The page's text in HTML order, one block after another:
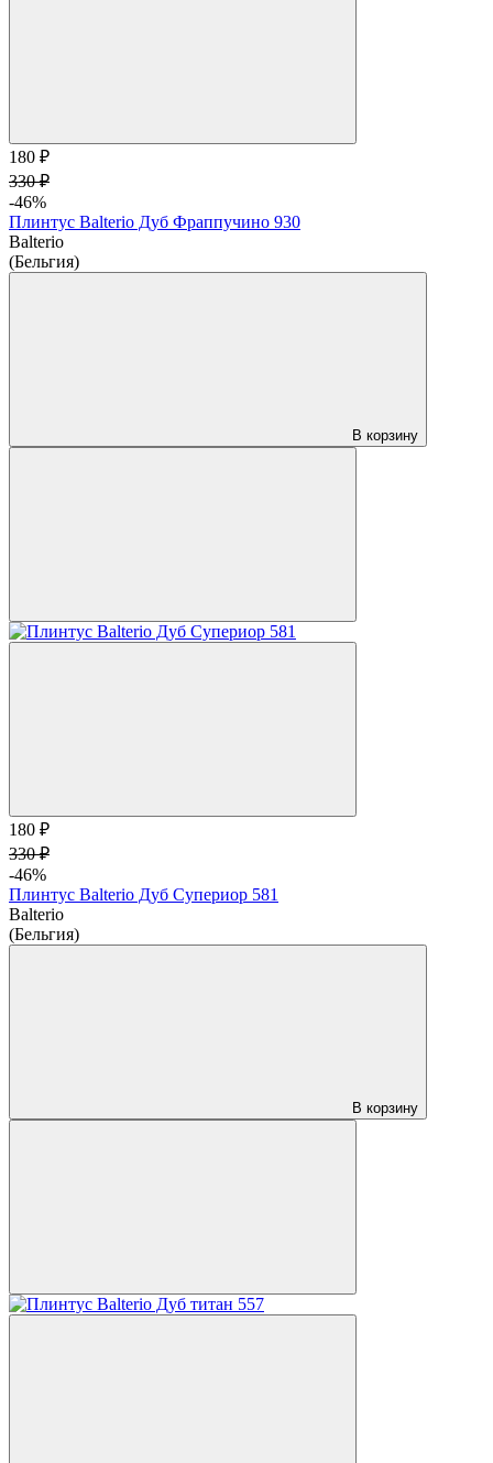
180 ₽
330 ₽
-46%
Плинтус Balterio Дуб Фраппучино 930
Balterio
(Бельгия)
В корзину
180 ₽
330 ₽
-46%
Плинтус Balterio Дуб Супериор 581
Balterio
(Бельгия)
В корзину